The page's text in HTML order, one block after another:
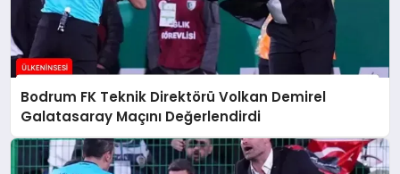
Bodrum FK Teknik Direktörü Volkan Demirel
Galatasaray Maçını Değerlendirdi